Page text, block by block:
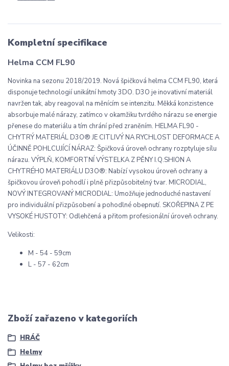
Kompletní specifikace
Helma CCM FL90
Novinka na sezonu 2018/2019. Nová špičková helma CCM FL90, která
disponuje technologií unikátní hmoty 3DO. D3O je inovativní materiál
navržen tak, aby reagoval na měnícím se intenzitu. Měkká konzistence
absorbuje malé nárazy, zatímco v okamžiku tvrdého nárazu se energie
přenese do materiálu a tím chrání před zraněním. HELMA FL90 -
CHYTRÝ MATERIÁL D3O® JE CITLIVÝ NA RYCHLOST DEFORMACE A
ÚČINNĚ POHLCUJÍCÍ NÁRAZ: Špičková úroveň ochrany rozptyluje sílu
nárazu. VÝPLŇ, KOMFORTNÍ VÝSTELKA Z PĚNY I.Q.SHION A
CHYTRÉHO MATERIÁLU D3O®: Nabízí vysokou úroveň ochrany a
špičkovou úroveň pohodlí i plně přizpůsobitelný tvar. MICRODIAL,
NOVÝ INTEGROVANÝ MICRODIAL: Umožňuje jednoduché nastavení
pro individuální přizpůsobení a pohodlné obepnutí. SKOŘEPINA Z PE
VYSOKÉ HUSTOTY: Odlehčená a přitom profesionální úroveň ochrany.
Velikosti:
M - 54 - 59cm
L - 57 - 62cm
Zboží zařazeno v kategoriích
HRÁČ
Helmy